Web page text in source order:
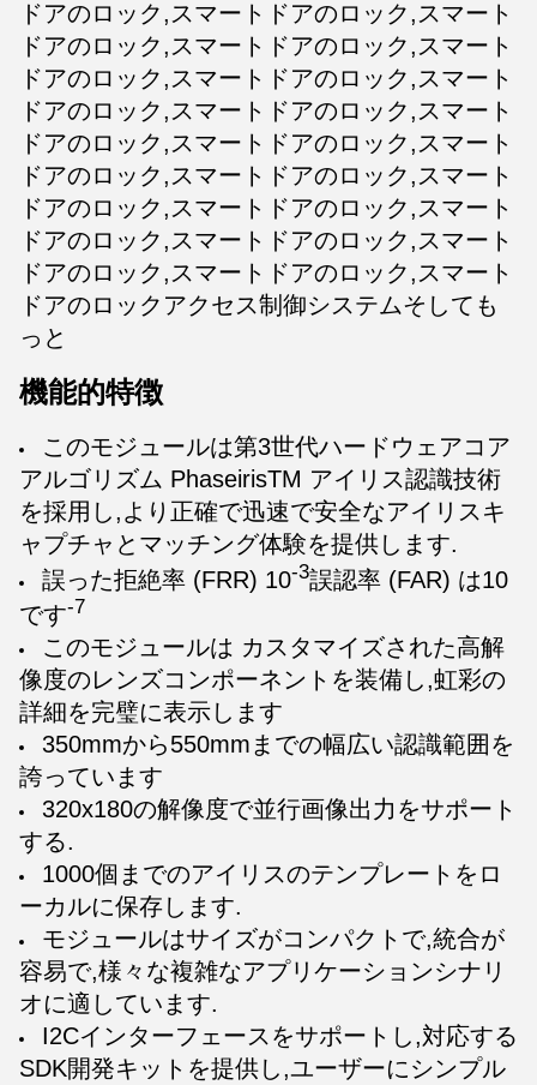
ドアのロック,スマートドアのロック,スマート
ドアのロック,スマートドアのロック,スマート
ドアのロック,スマートドアのロック,スマート
ドアのロック,スマートドアのロック,スマート
ドアのロック,スマートドアのロック,スマート
ドアのロック,スマートドアのロック,スマート
ドアのロック,スマートドアのロック,スマート
ドアのロック,スマートドアのロック,スマート
ドアのロック,スマートドアのロック,スマート
ドアのロックアクセス制御システムそしても
っと
機能的特徴
このモジュールは第3世代ハードウェアコア
アルゴリズム PhaseirisTM アイリス認識技術
を採用し,より正確で迅速で安全なアイリスキ
ャプチャとマッチング体験を提供します.
誤った拒絶率 (FRR) 10-3誤認率 (FAR) は10
です-7
このモジュールは カスタマイズされた高解
像度のレンズコンポーネントを装備し,虹彩の
詳細を完璧に表示します
350mmから550mmまでの幅広い認識範囲を
誇っています
320x180の解像度で並行画像出力をサポート
する.
1000個までのアイリスのテンプレートをロ
ーカルに保存します.
モジュールはサイズがコンパクトで,統合が
容易で,様々な複雑なアプリケーションシナリ
オに適しています.
I2Cインターフェースをサポートし,対応する
SDK開発キットを提供し,ユーザーにシンプル